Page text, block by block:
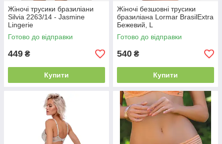
Жіночі трусики бразиліани
Silvia 2263/14 - Jasmine
Lingerie
Готово до відправки
449 ₴
Купити
Жіночі безшовні трусики
бразиліана Lormar BrasilExtra
Бежевий, L
Готово до відправки
540 ₴
Купити